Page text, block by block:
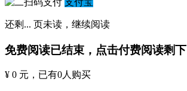
还剩 ... 页未读， 继续阅读
免费阅读已结束，点击付费阅读剩下
¥ 0 元 ，已有0人购买